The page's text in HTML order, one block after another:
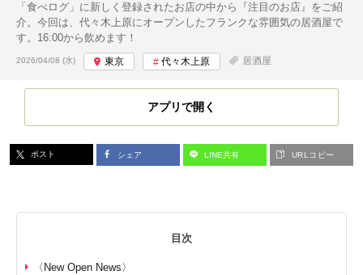
「食べログ」に新しく登録されたお店の中から『注目のお店』をご紹
介。今回は、代々木上原にオープンしたフランクな雰囲気の居酒屋で
す。16:00から飲めます！
投稿日:
2026/04/08 (水) 東京 代々木上原 居酒屋
アプリで開く
ポスト シェア LINE共有 URLコピー
目次
〈New Open News〉